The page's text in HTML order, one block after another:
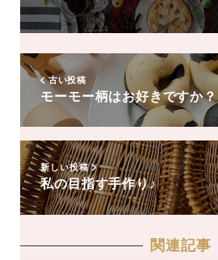
友
達
追
加
古い投稿
モーモー柄はお好きですか？
新しい投稿
私の目指す手作り♪
関連記事